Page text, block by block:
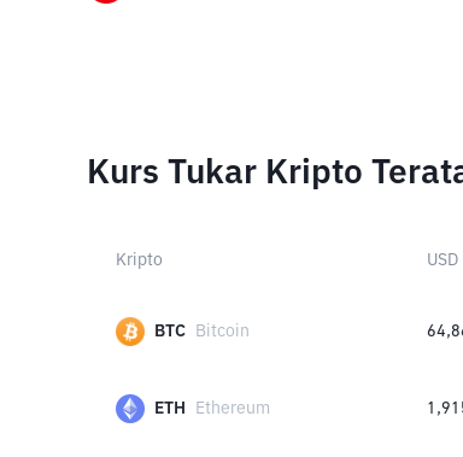
Kurs Tukar Kripto
Kripto USD
BTC Bitcoin
ETH Ethereum